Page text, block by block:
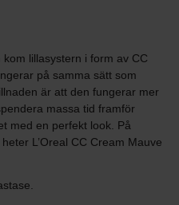
lillasystern i form av CC
på samma sätt som
är att den fungerar mer
massa tid framför
med en perfekt look. På
L’Oreal CC Cream Mauve